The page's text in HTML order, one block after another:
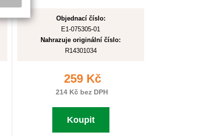
Objednací číslo:
E1-075305-01
Nahrazuje originální číslo:
R14301034
259 Kč
214 Kč bez DPH
Koupit